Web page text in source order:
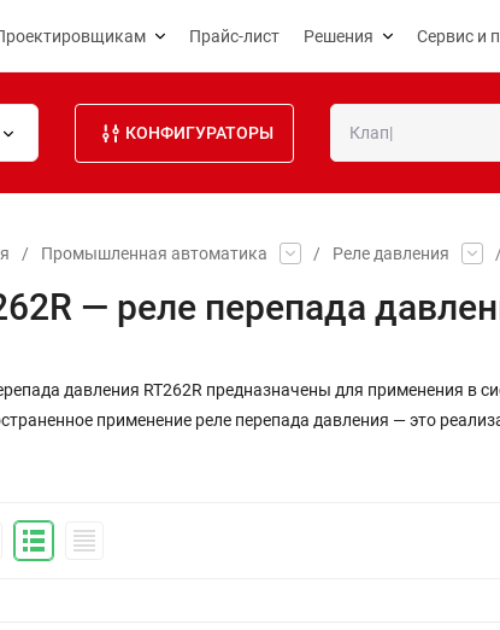
Прайс-лист Решения Сервис и
КОНФИГУРАТОРЫ
/ Промышленная автоматика / Реле давления /
— реле перепада
давления RT262R предназначены для применения в
применение реле перепада давления — это